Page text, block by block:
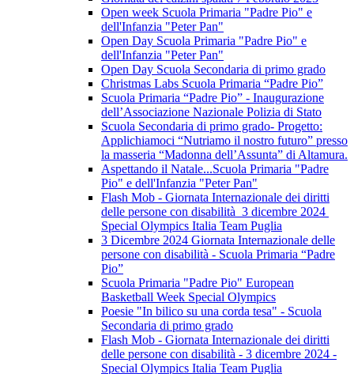
Open week Scuola Primaria "Padre Pio" e
dell'Infanzia "Peter Pan"
Open Day Scuola Primaria "Padre Pio" e
dell'Infanzia "Peter Pan"
Open Day Scuola Secondaria di primo grado
Christmas Labs Scuola Primaria “Padre Pio”
Scuola Primaria “Padre Pio” - Inaugurazione
dell’Associazione Nazionale Polizia di Stato
Scuola Secondaria di primo grado- Progetto:
Applichiamoci “Nutriamo il nostro futuro” presso
la masseria “Madonna dell’Assunta” di Altamura.
Aspettando il Natale...Scuola Primaria "Padre
Pio" e dell'Infanzia "Peter Pan"
Flash Mob - Giornata Internazionale dei diritti
delle persone con disabilità 3 dicembre 2024
Special Olympics Italia Team Puglia
3 Dicembre 2024 Giornata Internazionale delle
persone con disabilità - Scuola Primaria “Padre
Pio”
Scuola Primaria "Padre Pio" European
Basketball Week Special Olympics
Poesie "In bilico su una corda tesa" - Scuola
Secondaria di primo grado
Flash Mob - Giornata Internazionale dei diritti
delle persone con disabilità - 3 dicembre 2024 -
Special Olympics Italia Team Puglia